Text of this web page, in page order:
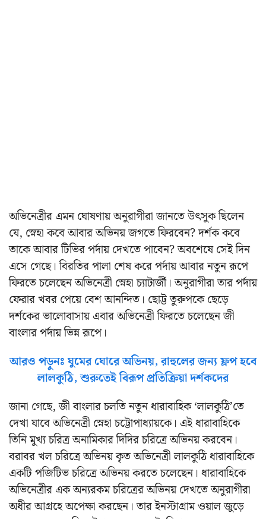
অভিনেত্রীর এমন ঘোষণায় অনুরাগীরা জানতে উৎসুক ছিলেন
যে, স্নেহা কবে আবার অভিনয় জগতে ফিরবেন? দর্শক কবে
তাকে আবার টিভির পর্দায় দেখতে পাবেন? অবশেষে সেই দিন
এসে গেছে। বিরতির পালা শেষ করে পর্দায় আবার নতুন রূপে
ফিরতে চলেছেন অভিনেত্রী স্নেহা চ্যাটার্জী। অনুরাগীরা তার পর্দায়
ফেরার খবর পেয়ে বেশ আনন্দিত। ছোট্ট তুরুপকে ছেড়ে
দর্শকের ভালোবাসায় এবার অভিনেত্রী ফিরতে চলেছেন জী
বাংলার পর্দায় ভিন্ন রূপে।
আরও পড়ুনঃ ঘুমের ঘোরে অভিনয়, রাহুলের জন্য ফ্লপ হবে
লালকুঠি, শুরুতেই বিরূপ প্রতিক্রিয়া দর্শকদের
জানা গেছে, জী বাংলার চলতি নতুন ধারাবাহিক ‘লালকুঠি’তে
দেখা যাবে অভিনেত্রী স্নেহা চট্টোপাধ্যায়কে। এই ধারাবাহিকে
তিনি মুখ্য চরিত্র অনামিকার দিদির চরিত্রে অভিনয় করবেন।
বরাবর খল চরিত্রে অভিনয় কৃত অভিনেত্রী লালকুঠি ধারাবাহিকে
একটি পজিটিভ চরিত্রে অভিনয় করতে চলেছেন। ধারাবাহিকে
অভিনেত্রীর এক অন্যরকম চরিত্রের অভিনয় দেখতে অনুরাগীরা
অধীর আগ্রহে অপেক্ষা করছেন। তার ইনস্টাগ্রাম ওয়াল জুড়ে